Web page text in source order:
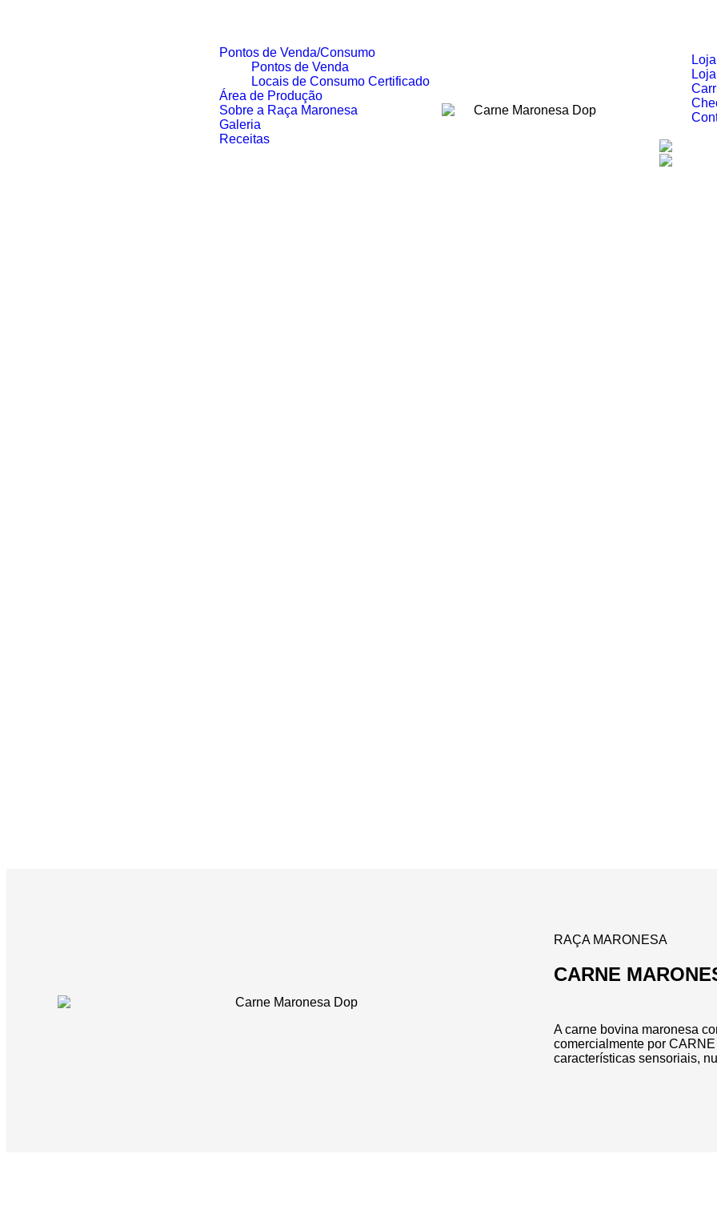
Pontos de Venda/Consumo
Pontos de Venda
Locais de Consumo Certificado
Área de Produção
Sobre a Raça Maronesa
Galeria
Receitas
RAÇA MARONESA
CARNE
A carne bovina maronesa
comercialmente por
características sensoriais,